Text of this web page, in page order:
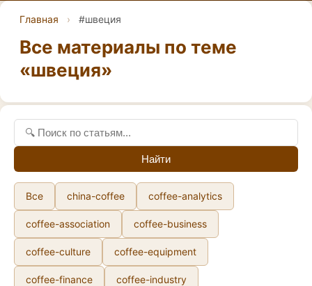
Главная › #швеция
Все материалы по теме
«швеция»
Найти
Все china-coffee coffee-analytics
coffee-association coffee-business
coffee-culture coffee-equipment
coffee-finance coffee-industry